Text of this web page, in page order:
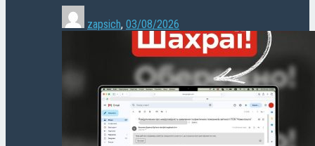
zapsich, 03/08/2026